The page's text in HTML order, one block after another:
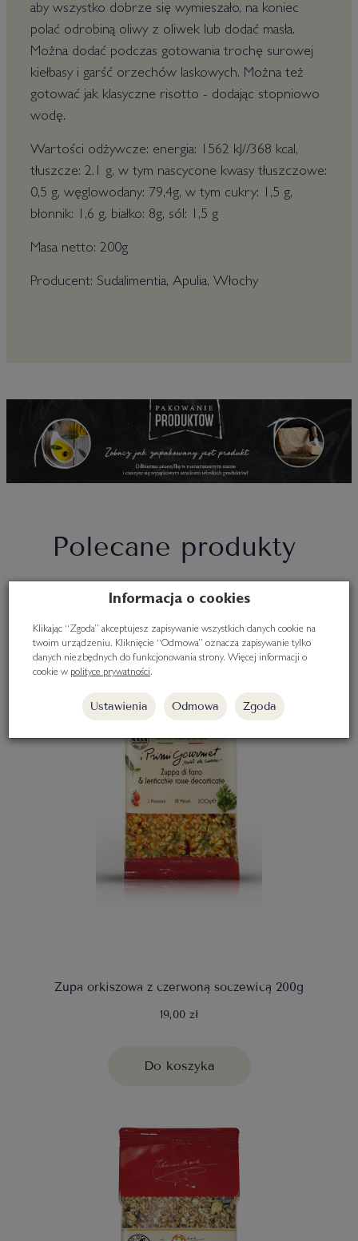
aby wszystko dobrze się wymieszało, na koniec
polać odrobiną oliwy z oliwek lub dodać masła.
Można dodać podczas gotowania trochę surowej
kiełbasy i garść orzechów laskowych. Można też
gotować jak klasyczne risotto - dodając stopniowo
wodę.
Wartości odżywcze: energia: 1562 kJ//368 kcal,
tłuszcze: 2.1 g, w tym nascycone kwasy tłuszczowe:
0,5 g, węglowodany: 79,4g, w tym cukry: 1,5 g,
błonnik: 1,6 g, białko: 8g, sól: 1,5 g
Masa netto: 200g
Producent: Sudalimentia, Apulia, Włochy
Polecane produkty
Zupa orkiszowa z czerwoną soczewicą 200g
19,00 zł
Do koszyka
Informacja o cookies
Klikając “Zgoda” akceptujesz zapisywanie wszystkich danych cookie na
twoim urządzeniu. Kliknięcie “Odmowa” oznacza zapisywanie tylko
danych niezbędnych do funkcjonowania strony. Więcej informacji o
cookie w polityce prywatności.
Ustawienia Odmowa Zgoda